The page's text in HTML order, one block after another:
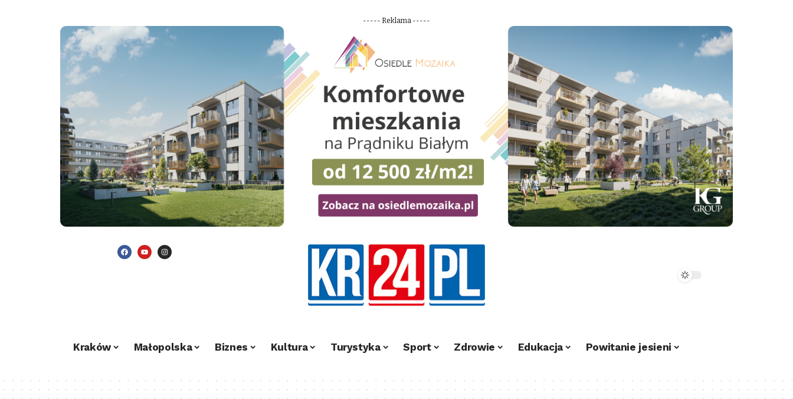
----- Reklama -----
Kraków Małopolska Biznes Kultura Turystyka Sport Zdrowie Edukacja Powitanie jesieni